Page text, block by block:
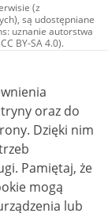
(z
są udostępniane
uznanie autorstwa
BY-SA 4.0).
materiały
typu
użycie
4.0 (CC BY-
inaczej.
oraz do
nim
że
mogą
lub